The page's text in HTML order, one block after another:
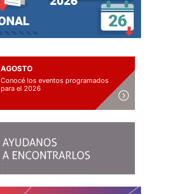
AGOSTO
Conocé los eventos programados
para el 2026